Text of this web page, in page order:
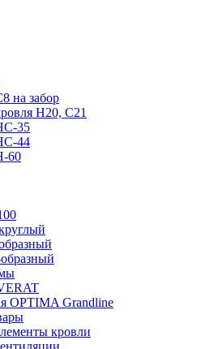
на забор
Н20, С21
35
44
60
OPTIMA Grandline
кровли